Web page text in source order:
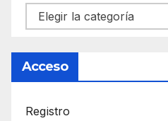
Categorías
Acceso
Registro